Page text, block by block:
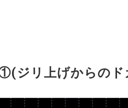
ジリ上げからのド